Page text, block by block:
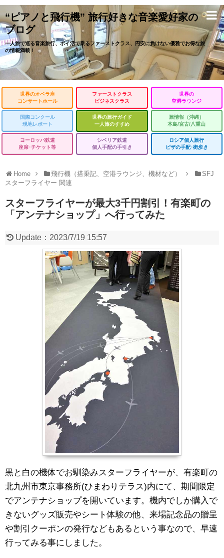
“ピアノと飛行機” 旅行好きな音楽愛好家の
ブログ
一人旅で巡る音楽旅行、ポイ活で乗るファーストクラス、円安に負けない優雅でお得な旅
の情報満載！
世界のオペラ座
コンサートホール
ファーストクラス
ビジネスクラス
世界の
空港ラウンジ
国際コンクール
現地レポート
世界の旅行ガイド
一人旅のすすめ
旅情報（沖縄）
本島/宮古/八重山
ヨーロッパ鉄道
座席･チケット等
シベリア鉄道
個人手配の手引き
ロシア個人旅行
ビザの手配･街歩き
Home 飛行機（搭乗記、空港ラウンジ、機材など）
SFJ
スターフライヤー 関連
スターフライヤーが最大3千円割引！有楽町の
「アンテナショップ」へ行ってみた
Update： 2023/7/19 15:57
黒と白の機体でお馴染みスターフライヤーが、有楽町の
北九州市東京事務所(ひまわりテラス)内にて、期間限定
でアンテナショップを開いています。機内でしか購入で
きないグッズ販売やシート体験の他、来場記念品の贈呈
や割引クーポンの発行などもあるという事なので、早速
行ってみる事にしました。